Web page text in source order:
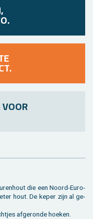
die een Noord-Eu­ro­
hout. De keper zijn al ge­
af­ge­ron­de hoe­ken.